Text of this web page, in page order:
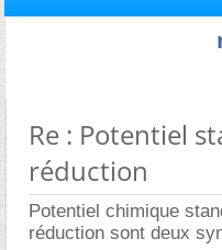
Re : Potentiel
réduction
Potentiel chimique
réduction sont deux